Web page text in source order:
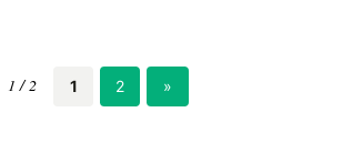
1 / 2 1 2 »